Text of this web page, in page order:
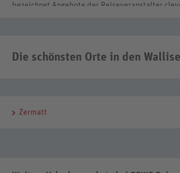
bezeichnet Angebote der Reiseveranstalter
Die schönsten Orte in den
Zermatt